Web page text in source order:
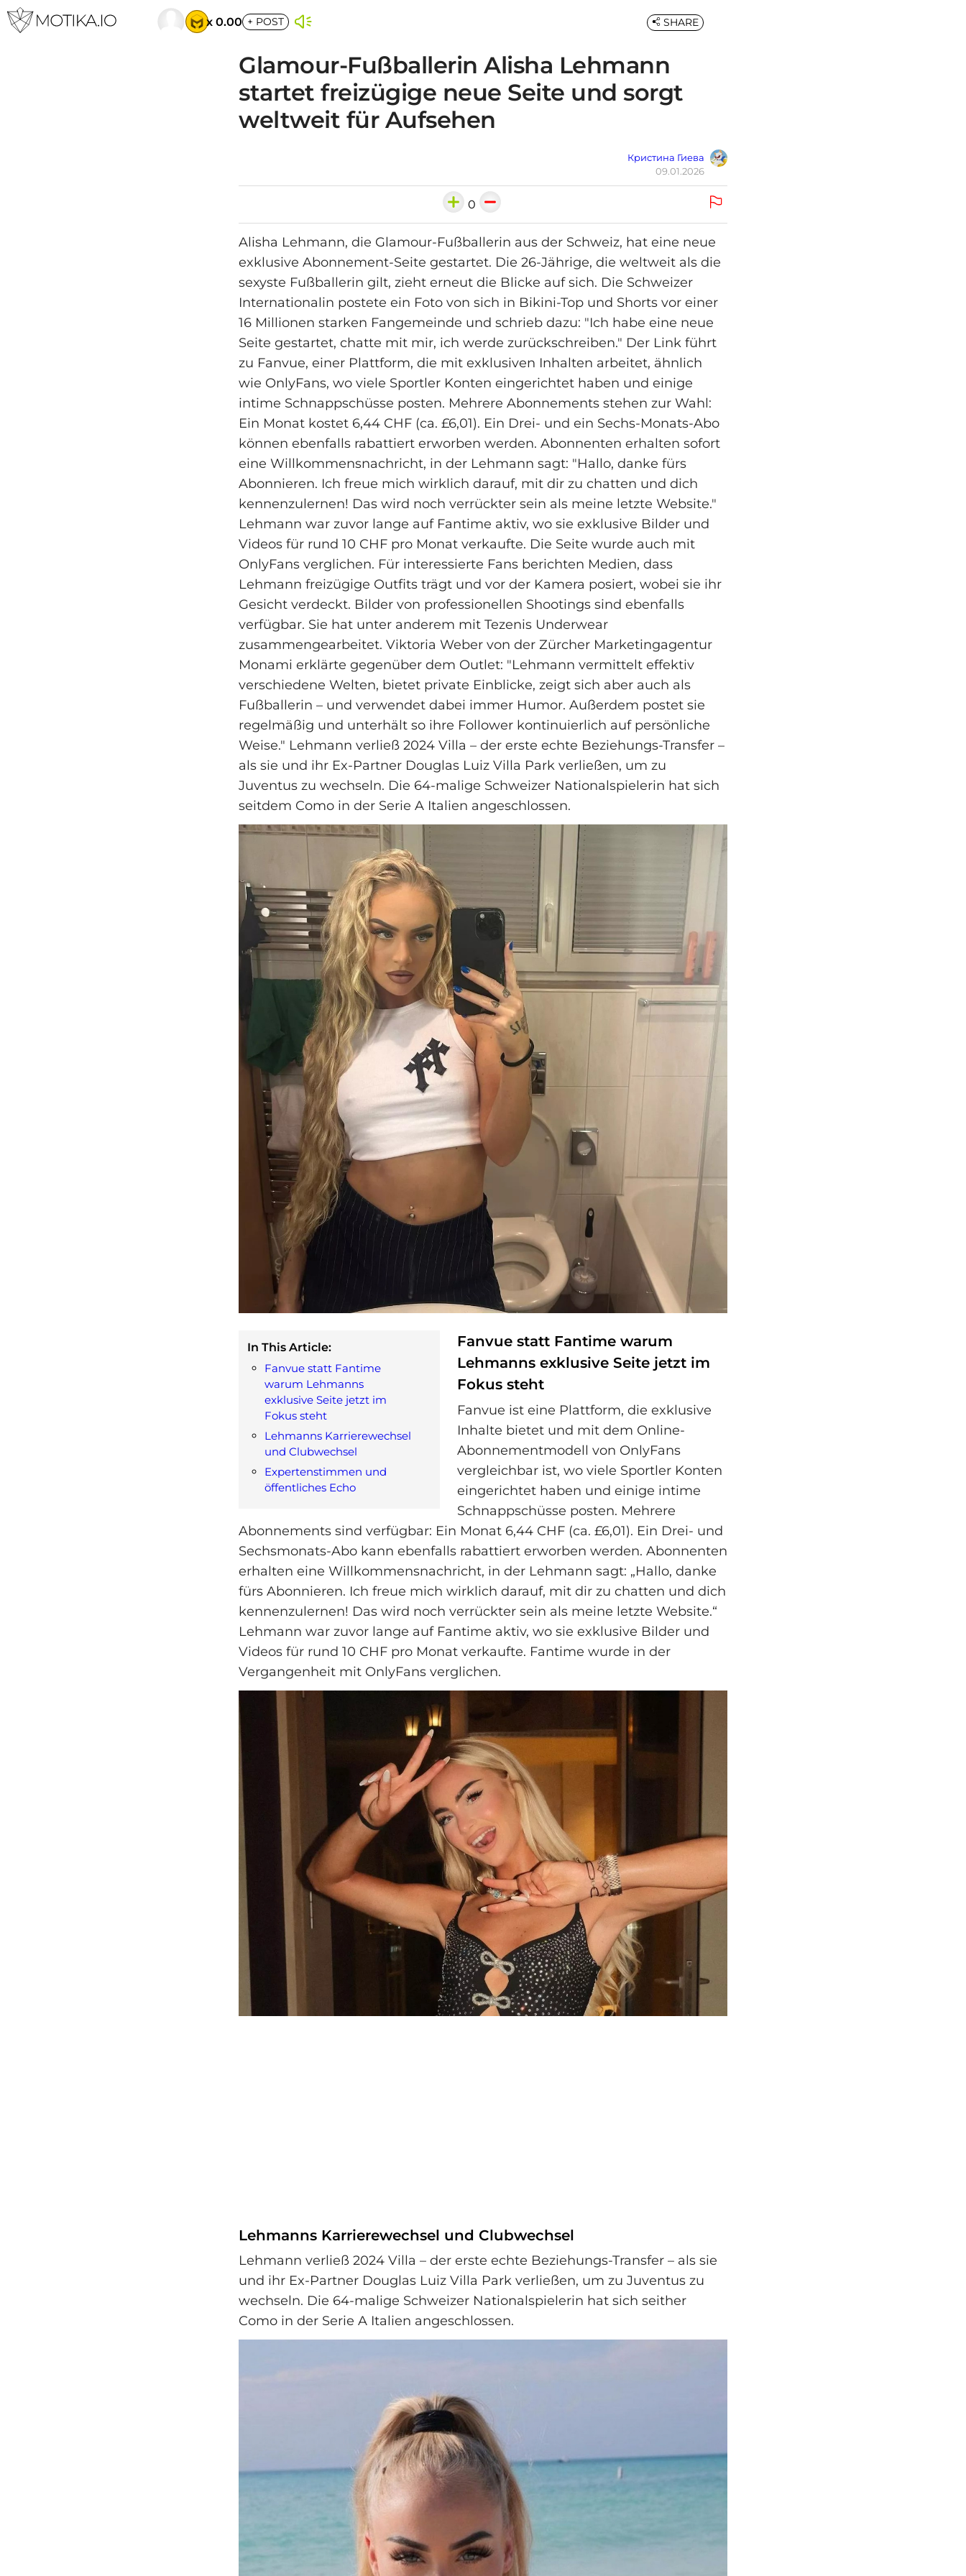
x 0.00 + POST
Glamour-Fußballerin Alisha Lehmann
startet freizügige neue Seite und sorgt
weltweit für Aufsehen
Кристина Гиева
09.01.2026
SHARE
0
Alisha Lehmann, die Glamour-Fußballerin aus der Schweiz, hat eine neue
exklusive Abonnement-Seite gestartet. Die 26-Jährige, die weltweit als die
sexyste Fußballerin gilt, zieht erneut die Blicke auf sich. Die Schweizer
Internationalin postete ein Foto von sich in Bikini-Top und Shorts vor einer
16 Millionen starken Fangemeinde und schrieb dazu: "Ich habe eine neue
Seite gestartet, chatte mit mir, ich werde zurückschreiben." Der Link führt
zu Fanvue, einer Plattform, die mit exklusiven Inhalten arbeitet, ähnlich
wie OnlyFans, wo viele Sportler Konten eingerichtet haben und einige
intime Schnappschüsse posten. Mehrere Abonnements stehen zur Wahl:
Ein Monat kostet 6,44 CHF (ca. £6,01). Ein Drei- und ein Sechs-Monats-Abo
können ebenfalls rabattiert erworben werden. Abonnenten erhalten sofort
eine Willkommensnachricht, in der Lehmann sagt: "Hallo, danke fürs
Abonnieren. Ich freue mich wirklich darauf, mit dir zu chatten und dich
kennenzulernen! Das wird noch verrückter sein als meine letzte Website."
Lehmann war zuvor lange auf Fantime aktiv, wo sie exklusive Bilder und
Videos für rund 10 CHF pro Monat verkaufte. Die Seite wurde auch mit
OnlyFans verglichen. Für interessierte Fans berichten Medien, dass
Lehmann freizügige Outfits trägt und vor der Kamera posiert, wobei sie ihr
Gesicht verdeckt. Bilder von professionellen Shootings sind ebenfalls
verfügbar. Sie hat unter anderem mit Tezenis Underwear
zusammengearbeitet. Viktoria Weber von der Zürcher Marketingagentur
Monami erklärte gegenüber dem Outlet: "Lehmann vermittelt effektiv
verschiedene Welten, bietet private Einblicke, zeigt sich aber auch als
Fußballerin – und verwendet dabei immer Humor. Außerdem postet sie
regelmäßig und unterhält so ihre Follower kontinuierlich auf persönliche
Weise." Lehmann verließ 2024 Villa – der erste echte Beziehungs-Transfer –
als sie und ihr Ex-Partner Douglas Luiz Villa Park verließen, um zu
Juventus zu wechseln. Die 64-malige Schweizer Nationalspielerin hat sich
seitdem Como in der Serie A Italien angeschlossen.
In This Article:
Fanvue statt Fantime
warum Lehmanns
exklusive Seite jetzt im
Fokus steht
Lehmanns Karrierewechsel
und Clubwechsel
Expertenstimmen und
öffentliches Echo
Fanvue statt Fantime warum
Lehmanns exklusive Seite jetzt im
Fokus steht
Fanvue ist eine Plattform, die exklusive
Inhalte bietet und mit dem Online-
Abonnementmodell von OnlyFans
vergleichbar ist, wo viele Sportler Konten
eingerichtet haben und einige intime
Schnappschüsse posten. Mehrere
Abonnements sind verfügbar: Ein Monat 6,44 CHF (ca. £6,01). Ein Drei- und
Sechsmonats-Abo kann ebenfalls rabattiert erworben werden. Abonnenten
erhalten eine Willkommensnachricht, in der Lehmann sagt: „Hallo, danke
fürs Abonnieren. Ich freue mich wirklich darauf, mit dir zu chatten und dich
kennenzulernen! Das wird noch verrückter sein als meine letzte Website.“
Lehmann war zuvor lange auf Fantime aktiv, wo sie exklusive Bilder und
Videos für rund 10 CHF pro Monat verkaufte. Fantime wurde in der
Vergangenheit mit OnlyFans verglichen.
Lehmanns Karrierewechsel und Clubwechsel
Lehmann verließ 2024 Villa – der erste echte Beziehungs-Transfer – als sie
und ihr Ex-Partner Douglas Luiz Villa Park verließen, um zu Juventus zu
wechseln. Die 64-malige Schweizer Nationalspielerin hat sich seither
Como in der Serie A Italien angeschlossen.